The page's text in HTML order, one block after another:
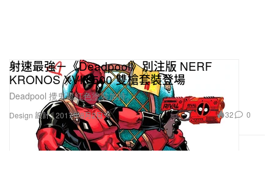
Design 設計
射速最強－《Deadpool》別注版 NERF
KRONOS XVIII-500 雙槍套裝登場
Deadpool 攪鬼風紅色塗裝加持。
2017年8月2日 32 0